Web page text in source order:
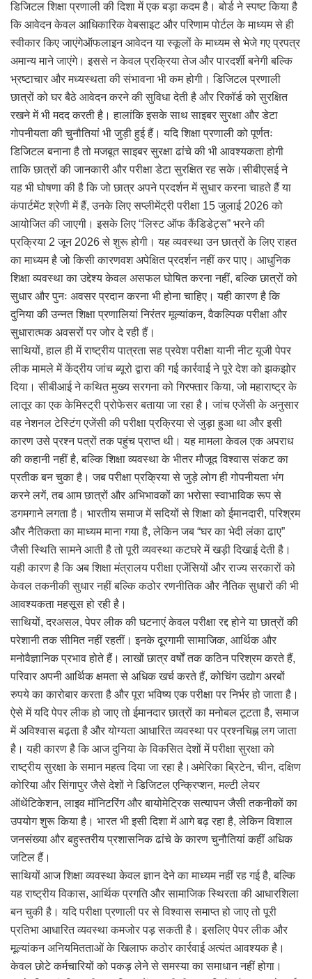
डिजिटल शिक्षा प्रणाली की दिशा में एक बड़ा कदम है। बोर्ड ने स्पष्ट किया है
कि आवेदन केवल आधिकारिक वेबसाइट और परिणाम पोर्टल के माध्यम से ही
स्वीकार किए जाएंगेऑफलाइन आवेदन या स्कूलों के माध्यम से भेजे गए प्रपत्र
अमान्य माने जाएंगे। इससे न केवल प्रक्रिया तेज और पारदर्शी बनेगी बल्कि
भ्रष्टाचार और मध्यस्थता की संभावना भी कम होगी। डिजिटल प्रणाली
छात्रों को घर बैठे आवेदन करने की सुविधा देती है और रिकॉर्ड को सुरक्षित
रखने में भी मदद करती है। हालांकि इसके साथ साइबर सुरक्षा और डेटा
गोपनीयता की चुनौतियां भी जुड़ी हुई हैं। यदि शिक्षा प्रणाली को पूर्णतः
डिजिटल बनाना है तो मजबूत साइबर सुरक्षा ढांचे की भी आवश्यकता होगी
ताकि छात्रों की जानकारी और परीक्षा डेटा सुरक्षित रह सके।सीबीएसई ने
यह भी घोषणा की है कि जो छात्र अपने प्रदर्शन में सुधार करना चाहते हैं या
कंपार्टमेंट श्रेणी में हैं, उनके लिए सप्लीमेंट्री परीक्षा 15 जुलाई 2026 को
आयोजित की जाएगी। इसके लिए “लिस्ट ऑफ कैंडिडेट्स” भरने की
प्रक्रिया 2 जून 2026 से शुरू होगी। यह व्यवस्था उन छात्रों के लिए राहत
का माध्यम है जो किसी कारणवश अपेक्षित प्रदर्शन नहीं कर पाए। आधुनिक
शिक्षा व्यवस्था का उद्देश्य केवल असफल घोषित करना नहीं, बल्कि छात्रों को
सुधार और पुनः अवसर प्रदान करना भी होना चाहिए। यही कारण है कि
दुनिया की उन्नत शिक्षा प्रणालियां निरंतर मूल्यांकन, वैकल्पिक परीक्षा और
सुधारात्मक अवसरों पर जोर दे रही हैं।
साथियों, हाल ही में राष्ट्रीय पात्रता सह प्रवेश परीक्षा यानी नीट यूजी पेपर
लीक मामले में केंद्रीय जांच ब्यूरो द्वारा की गई कार्रवाई ने पूरे देश को झकझोर
दिया। सीबीआई ने कथित मुख्य सरगना को गिरफ्तार किया, जो महाराष्ट्र के
लातूर का एक केमिस्ट्री प्रोफेसर बताया जा रहा है। जांच एजेंसी के अनुसार
वह नेशनल टेस्टिंग एजेंसी की परीक्षा प्रक्रिया से जुड़ा हुआ था और इसी
कारण उसे प्रश्न पत्रों तक पहुंच प्राप्त थी। यह मामला केवल एक अपराध
की कहानी नहीं है, बल्कि शिक्षा व्यवस्था के भीतर मौजूद विश्वास संकट का
प्रतीक बन चुका है। जब परीक्षा प्रक्रिया से जुड़े लोग ही गोपनीयता भंग
करने लगें, तब आम छात्रों और अभिभावकों का भरोसा स्वाभाविक रूप से
डगमगाने लगता है। भारतीय समाज में सदियों से शिक्षा को ईमानदारी, परिश्रम
और नैतिकता का माध्यम माना गया है, लेकिन जब “घर का भेदी लंका ढाए”
जैसी स्थिति सामने आती है तो पूरी व्यवस्था कटघरे में खड़ी दिखाई देती है।
यही कारण है कि अब शिक्षा मंत्रालय परीक्षा एजेंसियों और राज्य सरकारों को
केवल तकनीकी सुधार नहीं बल्कि कठोर रणनीतिक और नैतिक सुधारों की भी
आवश्यकता महसूस हो रही है।
साथियों, दरअसल, पेपर लीक की घटनाएं केवल परीक्षा रद्द होने या छात्रों की
परेशानी तक सीमित नहीं रहतीं। इनके दूरगामी सामाजिक, आर्थिक और
मनोवैज्ञानिक प्रभाव होते हैं। लाखों छात्र वर्षों तक कठिन परिश्रम करते हैं,
परिवार अपनी आर्थिक क्षमता से अधिक खर्च करते हैं, कोचिंग उद्योग अरबों
रुपये का कारोबार करता है और पूरा भविष्य एक परीक्षा पर निर्भर हो जाता है।
ऐसे में यदि पेपर लीक हो जाए तो ईमानदार छात्रों का मनोबल टूटता है, समाज
में अविश्वास बढ़ता है और योग्यता आधारित व्यवस्था पर प्रश्नचिह्न लग जाता
है। यही कारण है कि आज दुनिया के विकसित देशों में परीक्षा सुरक्षा को
राष्ट्रीय सुरक्षा के समान महत्व दिया जा रहा है।अमेरिका ब्रिटेन, चीन, दक्षिण
कोरिया और सिंगापुर जैसे देशों ने डिजिटल एन्क्रिप्शन, मल्टी लेयर
ऑथेंटिकेशन, लाइव मॉनिटरिंग और बायोमेट्रिक सत्यापन जैसी तकनीकों का
उपयोग शुरू किया है। भारत भी इसी दिशा में आगे बढ़ रहा है, लेकिन विशाल
जनसंख्या और बहुस्तरीय प्रशासनिक ढांचे के कारण चुनौतियां कहीं अधिक
जटिल हैं।
साथियों आज शिक्षा व्यवस्था केवल ज्ञान देने का माध्यम नहीं रह गई है, बल्कि
यह राष्ट्रीय विकास, आर्थिक प्रगति और सामाजिक स्थिरता की आधारशिला
बन चुकी है। यदि परीक्षा प्रणाली पर से विश्वास समाप्त हो जाए तो पूरी
प्रतिभा आधारित व्यवस्था कमजोर पड़ सकती है। इसलिए पेपर लीक और
मूल्यांकन अनियमितताओं के खिलाफ कठोर कार्रवाई अत्यंत आवश्यक है।
केवल छोटे कर्मचारियों को पकड़ लेने से समस्या का समाधान नहीं होगा।